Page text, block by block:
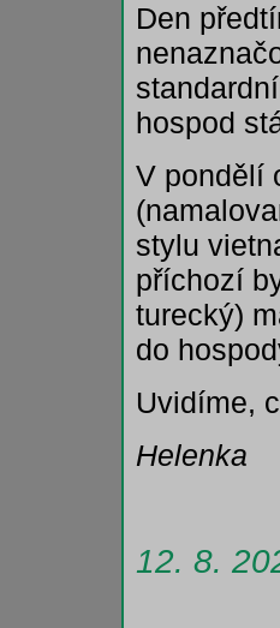
Den
hospod
V pondělí
stylu
příchozí
turecký)
do
Uvidíme,
Helenka
12. 8.